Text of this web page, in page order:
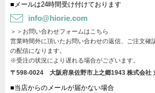
■メールは24時間受け付けております
info@hiorie.com
＞＞お問い合わせフォームはこちら
営業時間外に頂いたお問い合わせの返信、ご注文確
の配信になります。
※受注の状況により遅れる場合がございます。
〒598-0024 大阪府泉佐野市上之郷1943 株式会社
■当店からのメールが届かない場合